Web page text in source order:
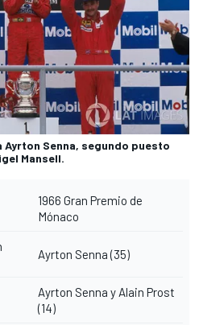
Senna, segundo puesto
Mansell.
1966 Gran Premio de
Mónaco
Ayrton Senna (35)
Ayrton Senna y Alain Prost
(14)